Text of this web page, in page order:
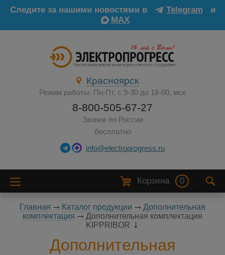
Следите за нашими новостями в Telegram
и
MAX
Красноярск
Режим работы: Пн-Пт, с 9-30 до 18-00, мск
8-800-505-67-27
Звонок по России
бесплатно
info@electroprogress.ru
Корзина 0
Главная Каталог продукции
Дополнительная
комплектация
Дополнительная комплектация
KIPPRIBOR
Дополнительная